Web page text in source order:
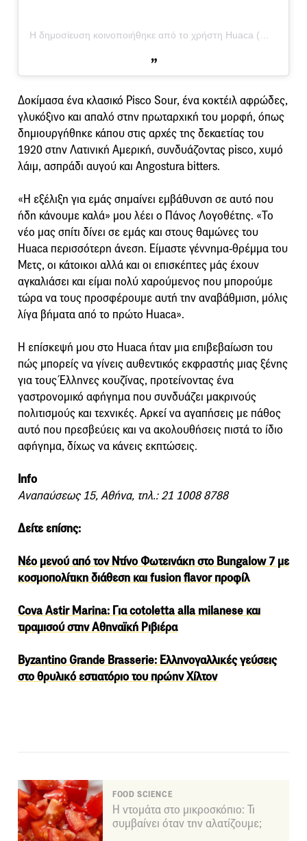
Δοκίμασα ένα κλασικό Pisco Sour, ένα κοκτέιλ αφρώδες,
γλυκόξινο και απαλό στην πρωταρχική του μορφή, όπως
δημιουργήθηκε κάπου στις αρχές της δεκαετίας του
1920 στην Λατινική Αμερική, συνδυάζοντας pisco, χυμό
λάιμ, ασπράδι αυγού και Angostura bitters.
«Η εξέλιξη για εμάς σημαίνει εμβάθυνση σε αυτό που
ήδη κάνουμε καλά» μου λέει ο Πάνος Λογοθέτης. «Το
νέο μας σπίτι δίνει σε εμάς και στους θαμώνες του
Huaca περισσότερη άνεση. Είμαστε γέννημα-θρέμμα του
Μετς, οι κάτοικοι αλλά και οι επισκέπτες μάς έχουν
αγκαλιάσει και είμαι πολύ χαρούμενος που μπορούμε
τώρα να τους προσφέρουμε αυτή την αναβάθμιση, μόλις
λίγα βήματα από το πρώτο Huaca».
Η επίσκεψή μου στο Huaca ήταν μια επιβεβαίωση του
πώς μπορείς να γίνεις αυθεντικός εκφραστής μιας ξένης
για τους Έλληνες κουζίνας, προτείνοντας ένα
γαστρονομικό αφήγημα που συνδυάζει μακρινούς
πολιτισμούς και τεχνικές. Αρκεί να αγαπήσεις με πάθος
αυτό που πρεσβεύεις και να ακολουθήσεις πιστά το ίδιο
αφήγημα, δίχως να κάνεις εκπτώσεις.
Info
Αναπαύσεως 15, Αθήνα, τηλ.: 21 1008 8788
Δείτε επίσης:
Nέο μενού από τον Ντίνο Φωτεινάκη στο Bungalow 7 με
κοσμοπολίτικη διάθεση και fusion flavor προφίλ
Cova Astir Marina: Για cotoletta alla milanese και
τιραμισού στην Αθηναϊκή Ριβιέρα
Byzantino Grande Brasserie: Ελληνογαλλικές γεύσεις
στο θρυλικό εστιατόριο του πρώην Χίλτον
FOOD SCIENCE
Η ντομάτα στο μικροσκόπιο: Τι
συμβαίνει όταν την αλατίζουμε;